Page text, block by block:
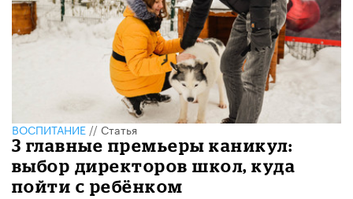
ВОСПИТАНИЕ//Статья
3 главные премьеры каникул:
выбор директоров школ, куда
пойти с ребёнком